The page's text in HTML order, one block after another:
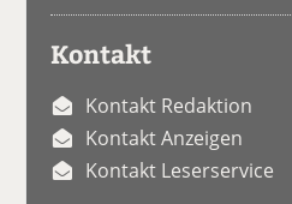
Kontakt
Kontakt Redaktion
Kontakt Anzeigen
Kontakt Leserservice